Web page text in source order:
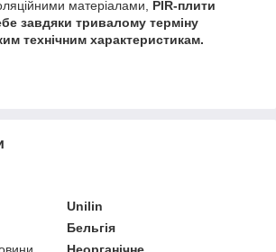
матеріалами, PIR-плити
завдяки тривалому терміну
технічним характеристикам.
Unilin
Бельгія
Неорганічне